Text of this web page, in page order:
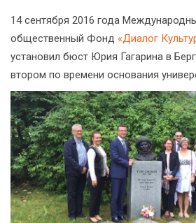
14 сентября 2016 года
общественный Фонд «Диалог
установил бюст Юрия Гагарина в
втором по времени основания